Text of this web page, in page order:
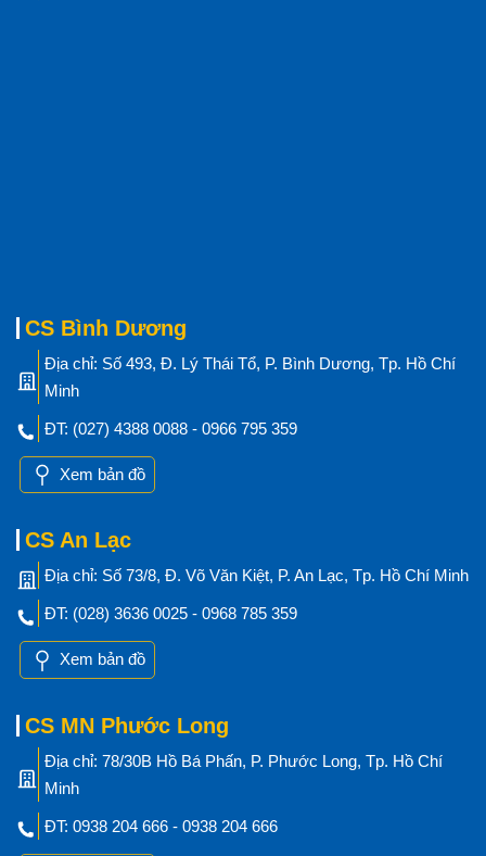
CS Bình Dương
Địa chỉ: Số 493, Đ. Lý Thái Tổ, P. Bình Dương, Tp. Hồ Chí
Minh
ĐT: (027) 4388 0088 - 0966 795 359
Xem bản đồ
CS An Lạc
Địa chỉ: Số 73/8, Đ. Võ Văn Kiệt, P. An Lạc, Tp. Hồ Chí Minh
ĐT: (028) 3636 0025 - 0968 785 359
Xem bản đồ
CS MN Phước Long
Địa chỉ: 78/30B Hồ Bá Phấn, P. Phước Long, Tp. Hồ Chí
Minh
ĐT: 0938 204 666 - 0938 204 666